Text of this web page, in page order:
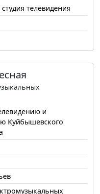
телевидения
и
Куйбышевского